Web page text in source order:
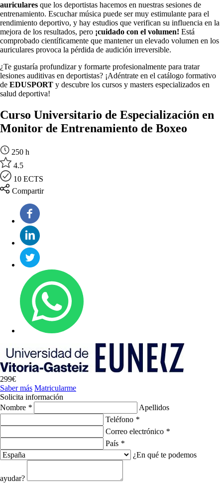
auriculares que los deportistas hacemos en nuestras sesiones de
entrenamiento. Escuchar música puede ser muy estimulante para el
rendimiento deportivo, y hay estudios que verifican su influencia en la
mejora de los resultados, pero ¡cuidado con el volumen! Está
comprobado científicamente que mantener un elevado volumen en los
auriculares provoca la pérdida de audición irreversible.
¿Te gustaría profundizar y formarte profesionalmente para tratar
lesiones auditivas en deportistas? ¡Adéntrate en el catálogo formativo
de EDUSPORT y descubre los cursos y masters especializados en
salud deportiva!
Curso Universitario de Especialización en
Monitor de Entrenamiento de Boxeo
250 h
4.5
10 ECTS
Compartir
299€
Saber más Matricularme
Solicita información
Nombre *
Apellidos
Teléfono *
Correo electrónico *
País *
¿En qué te podemos
ayudar?